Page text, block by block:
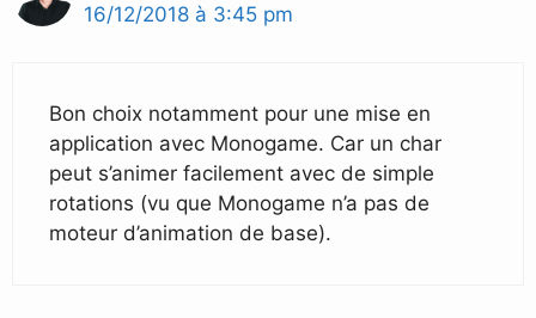
16/12/2018 à 3:45 pm
Bon choix notamment pour une mise en
application avec Monogame. Car un char
peut s’animer facilement avec de simple
rotations (vu que Monogame n’a pas de
moteur d’animation de base).